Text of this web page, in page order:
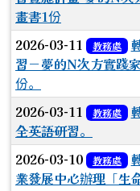
畫書1份
2026-03-11 教務處
習－夢的N次方實踐
份。
2026-03-11
教務處
全英語研習。
2026-03-10 教務處
業發展中心辦理「生